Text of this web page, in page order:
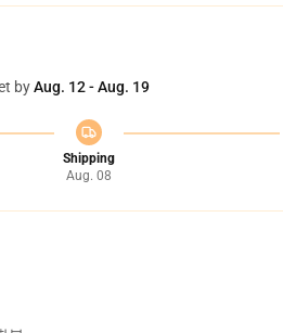
byAug. 12 - Aug. 19
Shipping
Aug. 08